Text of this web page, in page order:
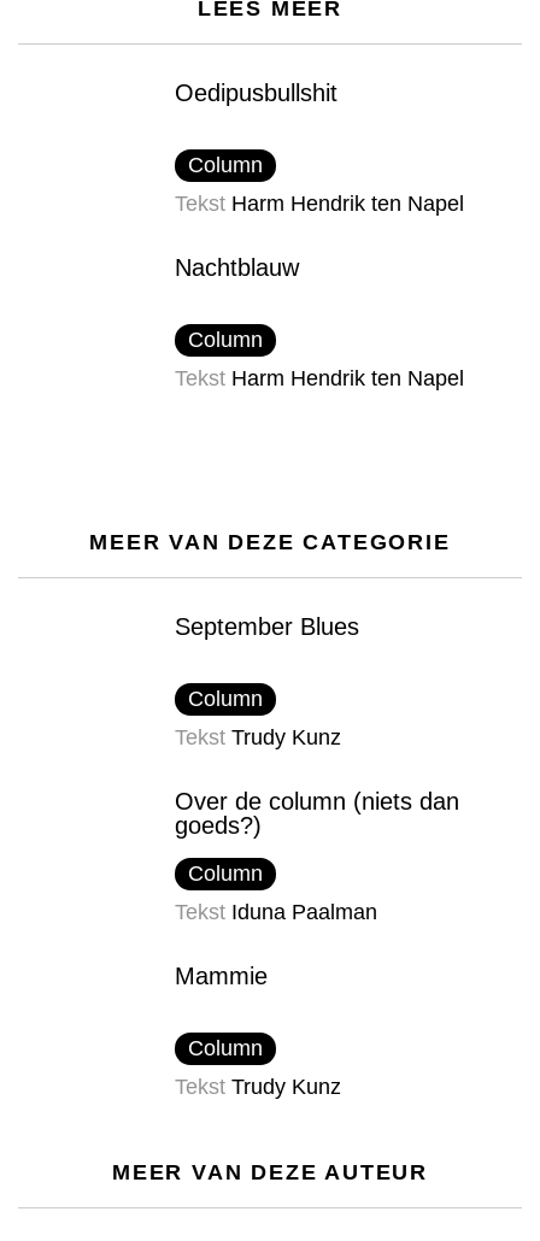
LEES MEER
Oedipusbullshit
Column
Tekst Harm Hendrik ten Napel
Nachtblauw
Column
Tekst Harm Hendrik ten Napel
MEER VAN DEZE CATEGORIE
September Blues
Column
Tekst Trudy Kunz
Over de column (niets dan
goeds?)
Column
Tekst Iduna Paalman
Mammie
Column
Tekst Trudy Kunz
MEER VAN DEZE AUTEUR